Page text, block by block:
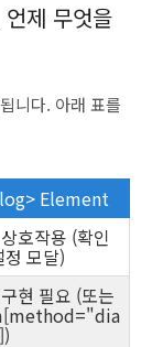
제 무엇을
니다. 아래 표를
Element
호작용 (확인
정 모달)
현 필요 (또는